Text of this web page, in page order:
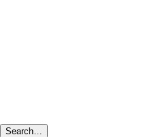
Search…